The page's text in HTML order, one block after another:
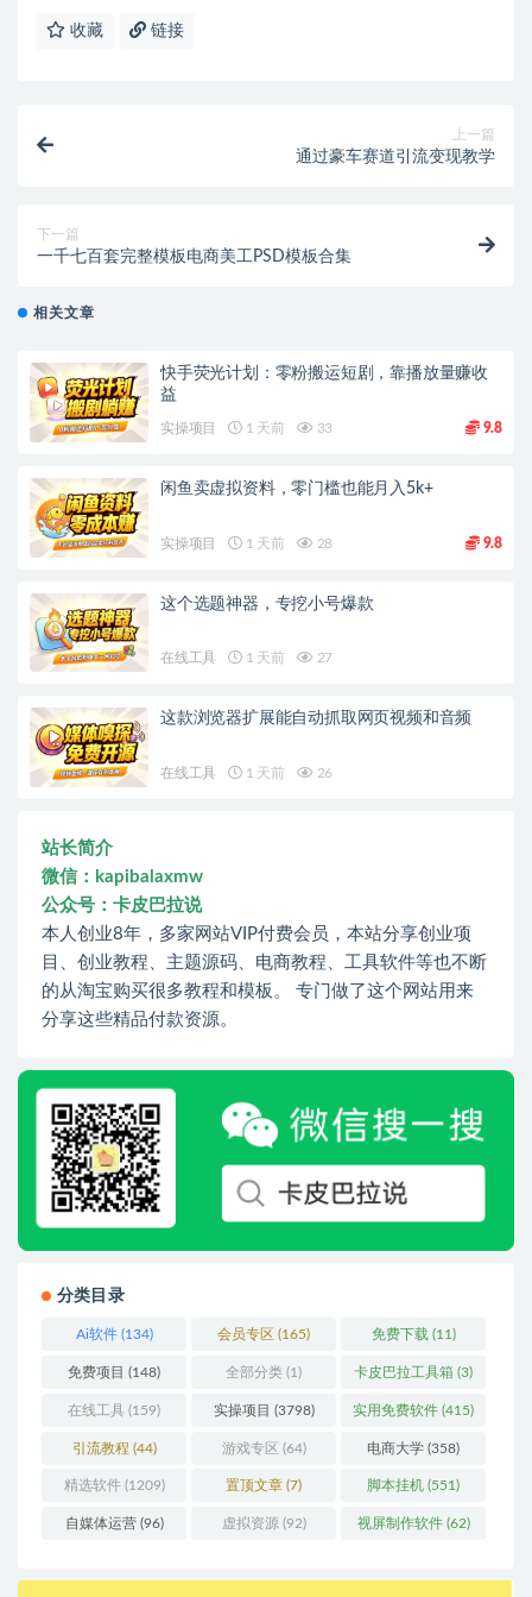
收藏 链接
上一篇
通过豪车赛道引流变现教学
下一篇
一千七百套完整模板电商美工PSD模板合集
相关文章
快手荧光计划：零粉搬运短剧，靠播放量赚收
益
实操项目 1 天前 33 9.8
闲鱼卖虚拟资料，零门槛也能月入5k+
实操项目 1 天前 28 9.8
这个选题神器，专挖小号爆款
在线工具 1 天前 27
这款浏览器扩展能自动抓取网页视频和音频
在线工具 1 天前 26
站长简介
微信：kapibalaxmw
公众号：卡皮巴拉说
本人创业8年，多家网站VIP付费会员，本站分享创业项
目、创业教程、主题源码、电商教程、工具软件等也不断
的从淘宝购买很多教程和模板。 专门做了这个网站用来
分享这些精品付款资源。
分类目录
Ai软件(134) 会员专区 (165) 免费下载 (11)
免费项目 (148) 全部分类 (1) 卡皮巴拉工具箱 (3)
在线工具 (159) 实操项目 (3798) 实用免费软件 (415)
引流教程 (44) 游戏专区 (64) 电商大学 (358)
精选软件(1209) 置顶文章 (7) 脚本挂机 (551)
自媒体运营(96) 虚拟资源 (92) 视屏制作软件(62)